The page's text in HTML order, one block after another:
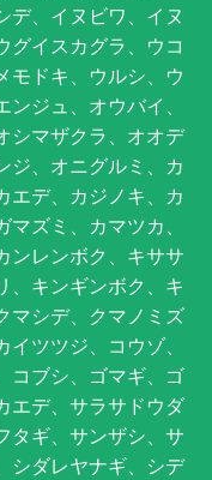
デ、イヌビワ、イヌ
グイスカグラ、ウコ
モドキ、ウルシ、ウ
ジュ、オウバイ、
シマザクラ、オオデ
ジ、オニグルミ、カ
エデ、カジノキ、カ
ズミ、カマツカ、
ンレンボク、キササ
、キンギンボク、キ
マシデ、クマノミズ
ツツジ、コウゾ、
コブシ、ゴマギ、ゴ
エデ、サラサドウダ
タギ、サンザシ、サ
シダレヤナギ、シデ